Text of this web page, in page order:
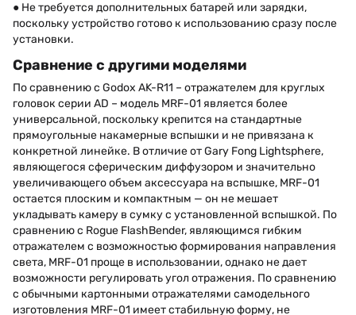
● Не требуется дополнительных батарей или зарядки,
поскольку устройство готово к использованию сразу после
установки.
Сравнение с другими моделями
По сравнению с Godox AK-R11 – отражателем для круглых
головок серии AD – модель MRF-01 является более
универсальной, поскольку крепится на стандартные
прямоугольные накамерные вспышки и не привязана к
конкретной линейке. В отличие от Gary Fong Lightsphere,
являющегося сферическим диффузором и значительно
увеличивающего объем аксессуара на вспышке, MRF-01
остается плоским и компактным — он не мешает
укладывать камеру в сумку с установленной вспышкой. По
сравнению с Rogue FlashBender, являющимся гибким
отражателем с возможностью формирования направления
света, MRF-01 проще в использовании, однако не дает
возможности регулировать угол отражения. По сравнению
с обычными картонными отражателями самодельного
изготовления MRF-01 имеет стабильную форму, не